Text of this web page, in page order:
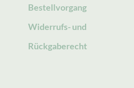
Bestellvorgang
Widerrufs- und
Rückgaberecht